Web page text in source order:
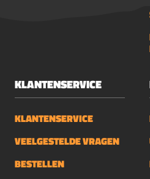
KLANTENSERVICE
KLANTENSERVICE
VEELGESTELDE VRAGEN
BESTELLEN